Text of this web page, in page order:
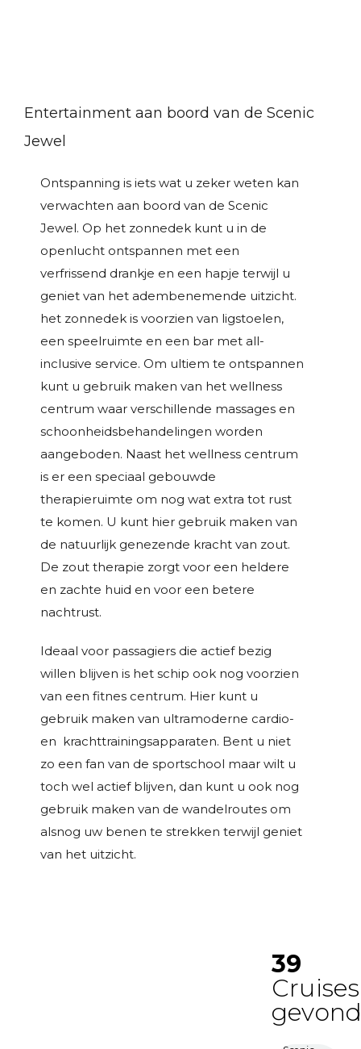
Entertainment aan boord van de Scenic
Jewel
Ontspanning is iets wat u zeker weten kan
verwachten aan boord van de Scenic
Jewel. Op het zonnedek kunt u in de
openlucht ontspannen met een
verfrissend drankje en een hapje terwijl u
geniet van het adembenemende uitzicht.
het zonnedek is voorzien van ligstoelen,
een speelruimte en een bar met all-
inclusive service. Om ultiem te ontspannen
kunt u gebruik maken van het wellness
centrum waar verschillende massages en
schoonheidsbehandelingen worden
aangeboden. Naast het wellness centrum
is er een speciaal gebouwde
therapieruimte om nog wat extra tot rust
te komen. U kunt hier gebruik maken van
de natuurlijk genezende kracht van zout.
De zout therapie zorgt voor een heldere
en zachte huid en voor een betere
nachtrust.
Ideaal voor passagiers die actief bezig
willen blijven is het schip ook nog voorzien
van een fitnes centrum. Hier kunt u
gebruik maken van ultramoderne cardio-
en krachttrainingsapparaten. Bent u niet
zo een fan van de sportschool maar wilt u
toch wel actief blijven, dan kunt u ook nog
gebruik maken van de wandelroutes om
alsnog uw benen te strekken terwijl geniet
van het uitzicht.